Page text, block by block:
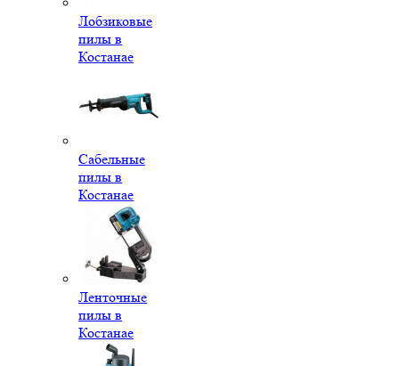
Лобзиковые
пилы в
Костанае
Сабельные
пилы в
Костанае
Ленточные
пилы в
Костанае